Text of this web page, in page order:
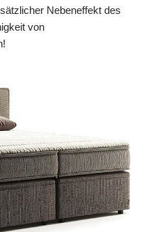
Nebeneffekt des
von